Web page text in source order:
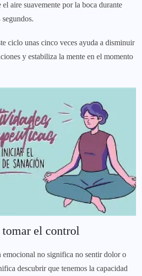
el aire suavemente por la boca durante
segundos.
ciclo unas cinco veces ayuda a disminuir
y estabiliza la mente en el momento
el control
emocional no significa no sentir dolor o
descubrir que tenemos la capacidad